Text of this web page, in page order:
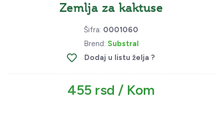
Zemlja za kaktuse
Šifra: 0001060
Brend: Substral
Dodaj u listu želja ?
455 rsd / Kom